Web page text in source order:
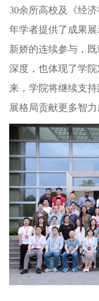
30余所高校及《经
年学者提供了成果
新娇的连续参与，
深度，也体现了学
来，学院将继续支
展格局贡献更多智力